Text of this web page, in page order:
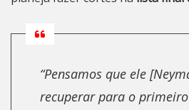
“Pensamos que ele
recuperar para o